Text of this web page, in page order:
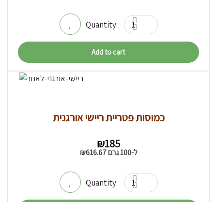
Add to cart
כמוסות פטריית ריישי אורגנית
₪185
₪616.67 ל-100 גרם